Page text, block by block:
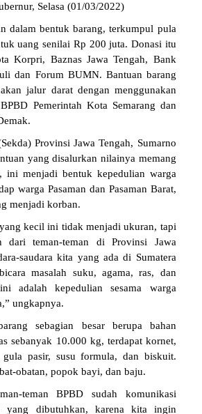
Selasa (01/03/2022)
dalam bentuk barang, terkumpul pula
uang senilai Rp 200 juta. Donasi itu
Korpri, Baznas Jawa Tengah, Bank
dan Forum BUMN. Bantuan barang
jalur darat dengan menggunakan
Pemerintah Kota Semarang dan
Provinsi Jawa Tengah, Sumarno
yang disalurkan nilainya memang
ini menjadi bentuk kepedulian warga
warga Pasaman dan Pasaman Barat,
menjadi korban.
kecil ini tidak menjadi ukuran, tapi
dari teman-teman di Provinsi Jawa
saudara kita yang ada di Sumatera
masalah suku, agama, ras, dan
adalah kepedulian sesama warga
ungkapnya.
sebagian besar berupa bahan
sebanyak 10.000 kg, terdapat kornet,
pasir, susu formula, dan biskuit.
obatan, popok bayi, dan baju.
teman BPBD sudah komunikasi
yang dibutuhkan, karena kita ingin